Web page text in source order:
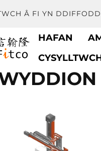
Â FI YN
HAFAN